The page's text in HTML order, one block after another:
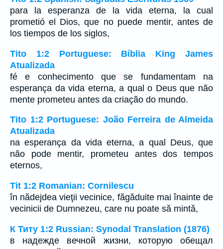
para la esperanza de la vida eterna, la cual
prometió el Dios, que no puede mentir, antes de
los tiempos de los siglos,
Tito 1:2 Portuguese: Bíblia King James
Atualizada
fé e conhecimento que se fundamentam na
esperança da vida eterna, a qual o Deus que não
mente prometeu antes da criação do mundo.
Tito 1:2 Portuguese: João Ferreira de Almeida
Atualizada
na esperança da vida eterna, a qual Deus, que
não pode mentir, prometeu antes dos tempos
eternos,
Tit 1:2 Romanian: Cornilescu
în nădejdea vieţii vecinice, făgăduite mai înainte de
vecinicii de Dumnezeu, care nu poate să mintă,
К Титу 1:2 Russian: Synodal Translation (1876)
в надежде вечной жизни, которую обещал